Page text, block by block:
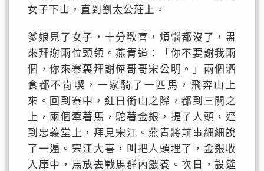
女子下山，直到劉太公莊上。
爹娘見了女子，十分歡喜，煩惱都沒了，盡
來拜謝兩位頭領。燕青道：「你不要謝我兩
個，你來寨裏拜謝俺哥哥宋公明。」兩個酒
食都不肯喫，一家騎了一匹馬，飛奔山上
來。回到寨中，紅日銜山之際，都到三關之
上，兩個牽著馬，駝著金銀，提了人頭，逕
到忠義堂上，拜見宋江。燕青將前事細細說
了一遍。宋江大喜，叫把人頭埋了，金銀收
入庫中，馬放去戰馬群內餵養。次日，設筵